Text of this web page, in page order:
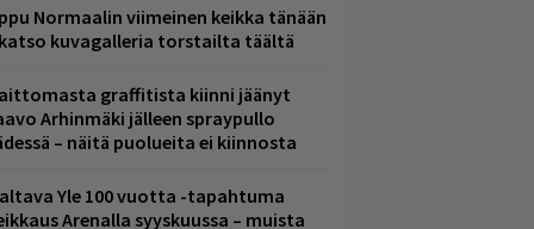
Normaalin viimeinen keikka tänään
kuvagalleria torstailta täältä
graffitista kiinni jäänyt
Arhinmäki jälleen spraypullo
– näitä puolueita ei kiinnosta
Yle 100 vuotta -tapahtuma
Arenalla syyskuussa – muista